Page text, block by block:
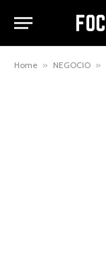
Home » NEGOCIO »